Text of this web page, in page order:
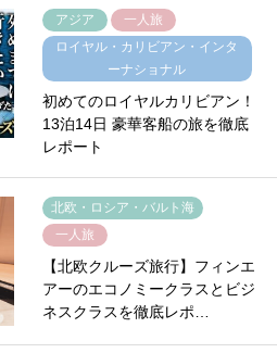
アジア
一人旅
ロイヤル・カリビアン・インタ
ーナショナル
初めてのロイヤルカリビアン！
13泊14日 豪華客船の旅を徹底
レポート
北欧・ロシア・バルト海
一人旅
【北欧クルーズ旅行】フィンエ
アーのエコノミークラスとビジ
ネスクラスを徹底レポ…